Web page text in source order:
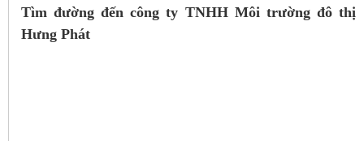
Tìm đường đến công ty TNHH Môi trường đô thị
Hưng Phát